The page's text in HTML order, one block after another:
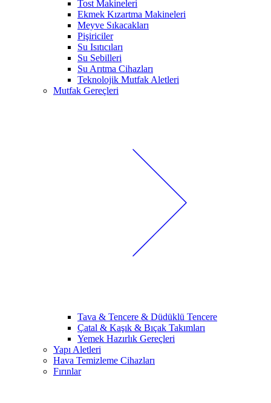
Tost Makineleri
Ekmek Kızartma Makineleri
Meyve Sıkacakları
Pişiriciler
Su Isıtıcıları
Su Sebilleri
Su Arıtma Cihazları
Teknolojik Mutfak Aletleri
Mutfak Gereçleri
Tava & Tencere & Düdüklü Tencere
Çatal & Kaşık & Bıçak Takımları
Yemek Hazırlık Gereçleri
Yapı Aletleri
Hava Temizleme Cihazları
Fırınlar